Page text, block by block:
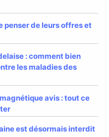
penser de leurs offres et
: comment bien
les maladies des
avis : tout ce
est désormais interdit